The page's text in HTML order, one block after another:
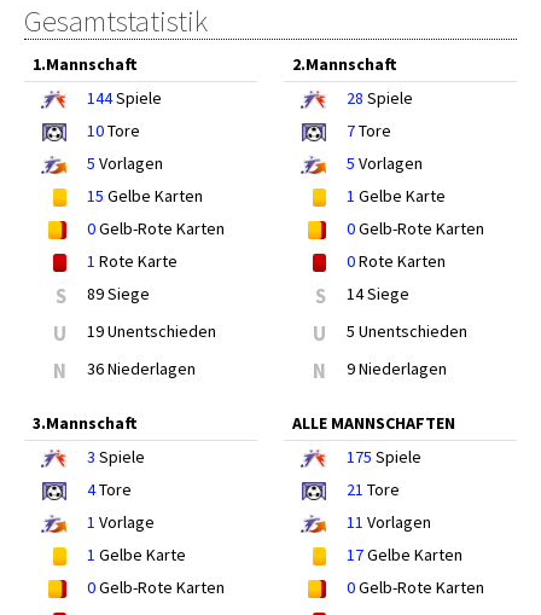
Gesamtstatistik
1.Mannschaft
144Spiele
10Tore
5 Vorlagen
15 Gelbe Karten
0Gelb-Rote Karten
1 Rote Karte
S 89 Siege
U 19 Unentschieden
N 36 Niederlagen
2.Mannschaft
28 Spiele
7Tore
5 Vorlagen
1 Gelbe Karte
0Gelb-Rote Karten
0Rote Karten
S 14 Siege
U 5 Unentschieden
N 9 Niederlagen
3.Mannschaft
3 Spiele
4Tore
1 Vorlage
1 Gelbe Karte
0Gelb-Rote Karten
ALLE MANNSCHAFTEN
175 Spiele
21 Tore
11 Vorlagen
17Gelbe Karten
0Gelb-Rote Karten